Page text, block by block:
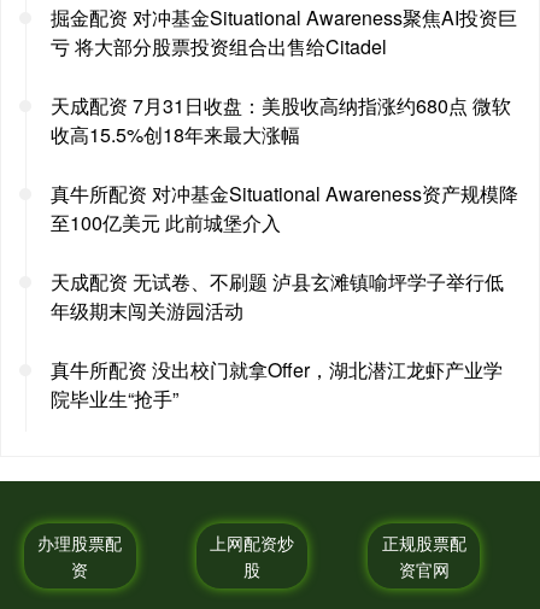
掘金配资 对冲基金Situational Awareness聚焦AI投资巨
亏 将大部分股票投资组合出售给Citadel
天成配资 7月31日收盘：美股收高纳指涨约680点 微软
收高15.5%创18年来最大涨幅
真牛所配资 对冲基金Situational Awareness资产规模降
至100亿美元 此前城堡介入
天成配资 无试卷、不刷题 泸县玄滩镇喻坪学子举行低
年级期末闯关游园活动
真牛所配资 没出校门就拿Offer，湖北潜江龙虾产业学
院毕业生“抢手”
办理股票配
资
上网配资炒
股
正规股票配
资官网